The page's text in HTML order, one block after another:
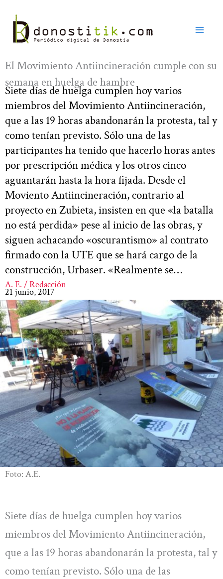
contenido
El Movimiento Antiincineración cumple con su
semana en huelga de hambre
Siete días de huelga cumplen hoy varios
miembros del Movimiento Antiincineración,
que a las 19 horas abandonarán la protesta, tal y
como tenían previsto. Sólo una de las
participantes ha tenido que hacerlo horas antes
por prescripción médica y los otros cinco
aguantarán hasta la hora fijada. Desde el
Moviento Antiincineración, contrario al
proyecto en Zubieta, insisten en que «la batalla
no está perdida» pese al inicio de las obras, y
siguen achacando «oscurantismo» al contrato
firmado con la UTE que se hará cargo de la
construcción, Urbaser. «Realmente se…
A. E. / Redacción
21 junio, 2017
Foto: A.E.
Siete días de huelga cumplen hoy varios
miembros del Movimiento Antiincineración,
que a las 19 horas abandonarán la protesta, tal y
como tenían previsto. Sólo una de las